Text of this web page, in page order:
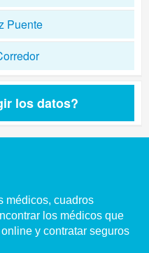
Puente
los datos?
médicos, cuadros
los médicos que
y contratar seguros